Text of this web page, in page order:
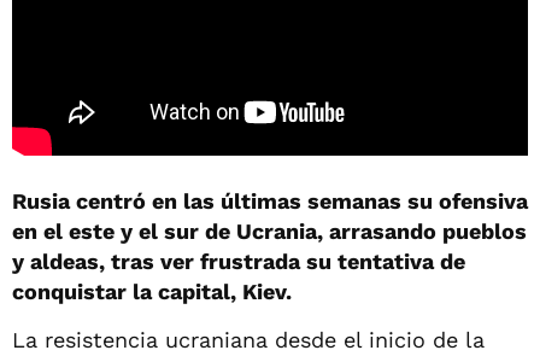
Rusia centró en las últimas semanas su ofensiva
en el este y el sur de Ucrania, arrasando pueblos
y aldeas, tras ver frustrada su tentativa de
conquistar la capital, Kiev.
La resistencia ucraniana desde el inicio de la